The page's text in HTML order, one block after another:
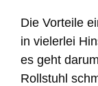
Die Vorteile
in vielerlei
es geht
Rollstuhl